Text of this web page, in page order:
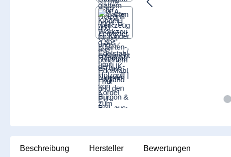
Beschreibung Hersteller Bewertungen